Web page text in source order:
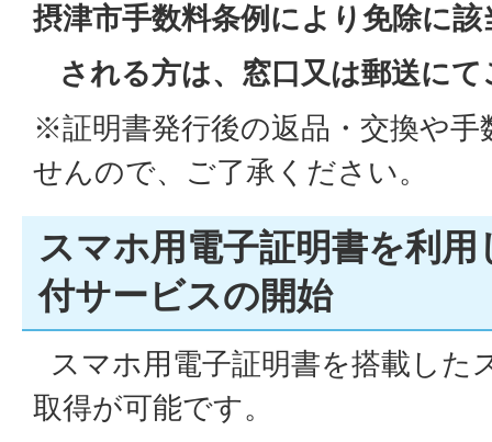
摂津市手数料条例により免除に該
される方は、窓口又は郵送にて
※証明書発行後の返品・交換や手
せんので、ご了承ください。
スマホ用電子証明書を利
付サービスの開始
スマホ用電子証明書を搭載した
取得が可能です。